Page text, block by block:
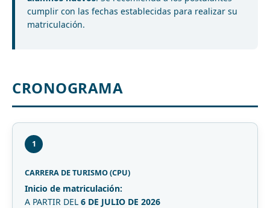
cumplir con las fechas establecidas para realizar su
matriculación.
CRONOGRAMA
1
CARRERA DE TURISMO (CPU)
Inicio de matriculación:
A PARTIR DEL 6 DE JULIO DE 2026